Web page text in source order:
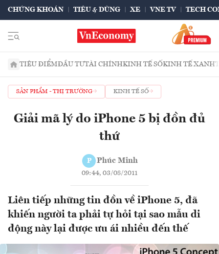
CHỨNG KHOÁN TIÊU & DÙNG XE VNE TV TECH
TIÊU ĐIỂMĐẦU TƯTÀI CHÍNHKINH TẾ SỐKINH TẾ XANH
SẢN PHẨM - THỊ TRƯỜNG KINH TẾ SỐ
Giải mã lý do iPhone 5 bị đồn đủ
thứ
P Phúc Minh
09:44, 03/08/2011
Liên tiếp những tin đồn về iPhone 5, đã
khiến người ta phải tự hỏi tại sao mẫu di
động này lại được ưu ái nhiều đến thế